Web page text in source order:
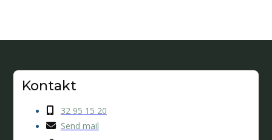
Kontakt
32 95 15 20
Send mail